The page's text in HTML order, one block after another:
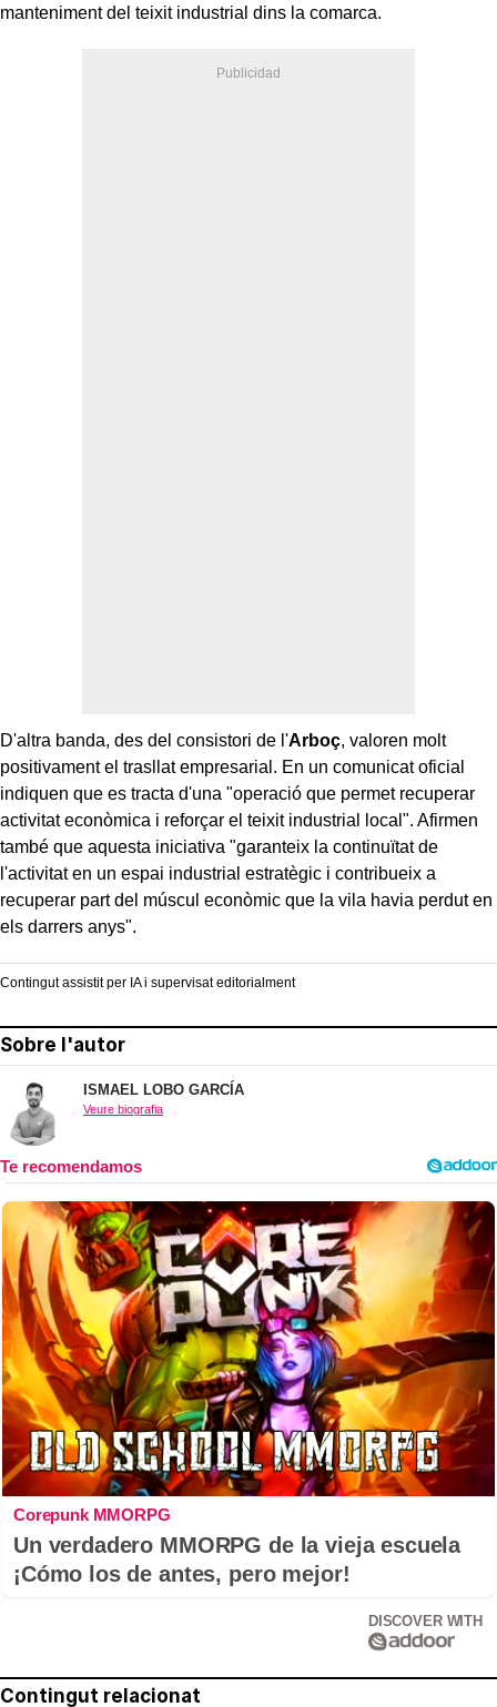
manteniment del teixit industrial dins la comarca.
D'altra banda, des del consistori de l'Arboç, valoren molt
positivament el trasllat empresarial. En un comunicat oficial
indiquen que es tracta d'una "operació que permet recuperar
activitat econòmica i reforçar el teixit industrial local". Afirmen
també que aquesta iniciativa "garanteix la continuïtat de
l'activitat en un espai industrial estratègic i contribueix a
recuperar part del múscul econòmic que la vila havia perdut en
els darrers anys".
Contingut assistit per IA i supervisat editorialment
Sobre l'autor
ISMAEL LOBO GARCÍA
Veure biografia
Corepunk MMORPG
Un verdadero MMORPG de la vieja escuela
¡Cómo los de antes, pero mejor!
DISCOVER WITH
Contingut relacionat